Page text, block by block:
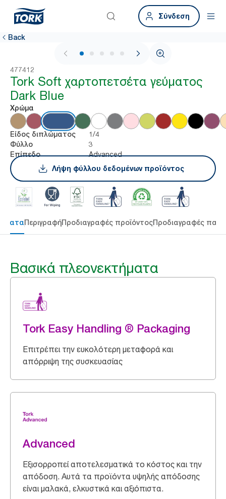
Σύνδεση
Back
1 / 6
477412
Tork Soft χαρτοπετσέτα γεύματος
Dark Blue
Χρώμα
Είδος διπλώματος 1/4
Φύλλο 3
Επίπεδο
Advanced
Λήψη φύλλου δεδομένων προϊόντος
ΠεριγραφήΠροδιαγραφές προϊόντοςΠροδιαγραφές
Βασικά πλεονεκτήματα
Tork Easy Handling ® Packaging
Επιτρέπει την ευκολότερη μεταφορά και
απόρριψη της συσκευασίας
Advanced
Εξισορροπεί αποτελεσματικά το κόστος και την
απόδοση. Αυτά τα προϊόντα υψηλής απόδοσης
είναι μαλακά, ελκυστικά και αξιόπιστα.